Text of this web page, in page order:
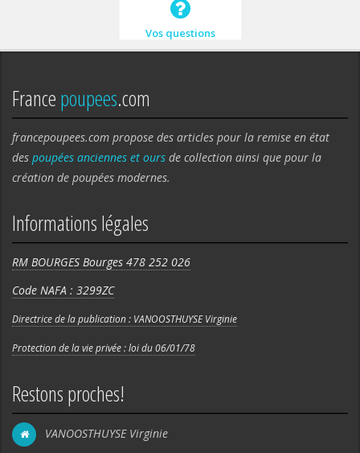
Vos questions
Francepoupees.com
francepoupees.com propose des articles pour la remise en état
des poupées anciennes et ours de collection ainsi que pour la
création de poupées modernes.
Informations légales
RM BOURGES Bourges 478 252 026
Code NAFA : 3299ZC
Directrice de la publication : VANOOSTHUYSE Virginie
Protection de la vie privée : loi du 06/01/78
Restons proches!
VANOOSTHUYSE Virginie